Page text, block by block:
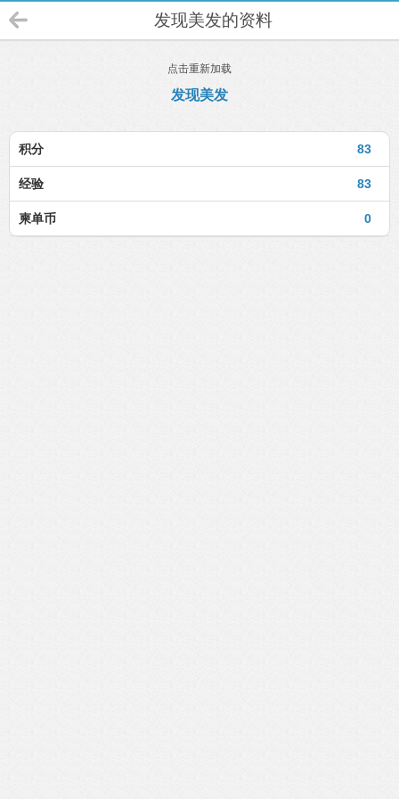
发现美发的资料
点击重新加载
发现美发
83
积分
83
经验
0
柬单币